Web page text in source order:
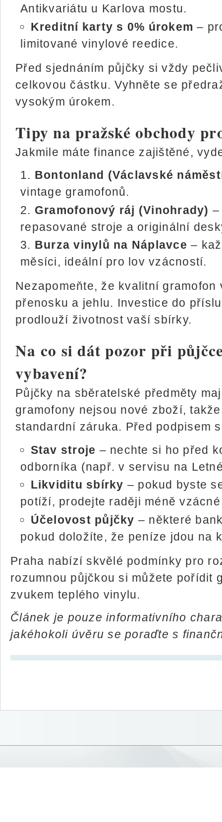
Antikvariátu u Karlova mostu.
Kreditní karty s 0% úrokem –
limitované vinylové reedice.
Před sjednáním půjčky si vždy
celkovou částku. Vyhněte se
vysokým úrokem.
Tipy na pražské obchody
Jakmile máte finance zajištěné,
Bontonland (Václavské
vintage gramofonů.
Gramofonový ráj (Vinohrady)
repasované stroje a originální
Burza vinylů na Náplavce –
měsíci, ideální pro lov vzácností.
Nezapomeňte, že kvalitní
přenosku a jehlu. Investice do
prodlouží životnost vaší sbírky.
Na co si dát pozor při
vybavení?
Půjčky na sběratelské předměty
gramofony nejsou nové zboží,
standardní záruka. Před podpisem
Stav stroje – nechte si ho před
odborníka (např. v servisu na
Likviditu sbírky – pokud byste
potíží, prodejte raději méně
Účelovost půjčky – některé
pokud doložíte, že peníze jdou na
Praha nabízí skvělé podmínky pro
rozumnou půjčkou si můžete pořídit
zvukem teplého vinylu.
Článek je pouze informativního
jakéhokoli úvěru se poraďte s